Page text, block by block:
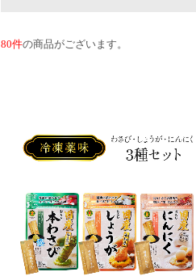
80件の商品がございます。